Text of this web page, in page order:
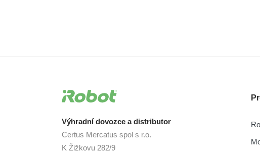
Výhradní dovozce a distributor
Certus Mercatus spol s r.o.
K Žižkovu 282/9